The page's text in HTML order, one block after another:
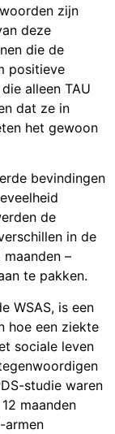
zijn
deze
die de
positieve
alleen TAU
dat ze in
het gewoon
bevindingen
de
in de
–
te pakken.
WSAS, is een
hoe een ziekte
sociale leven
studie waren
maanden
armen